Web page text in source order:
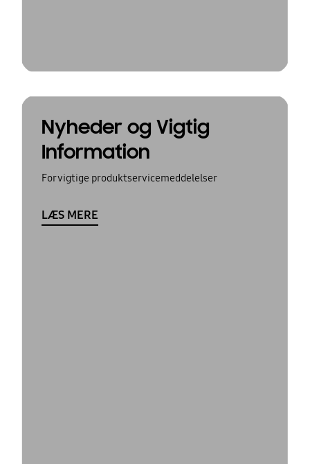
Nyheder og Vigtig
Information
For vigtige produktservicemeddelelser
LÆS MERE